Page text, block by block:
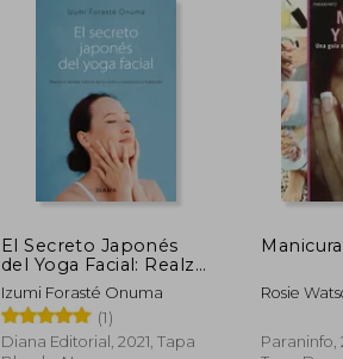
45%
dcto.
El Secreto Japonés
del Yoga Facial: Realza
la Belleza Natural de tu
Rostro y Potencia tu
Bienestar (Salud
Natural)
Izumi Forasté Onuma
(1)
Diana Editorial, 2021, Tapa
Rosie
Paraninfo,